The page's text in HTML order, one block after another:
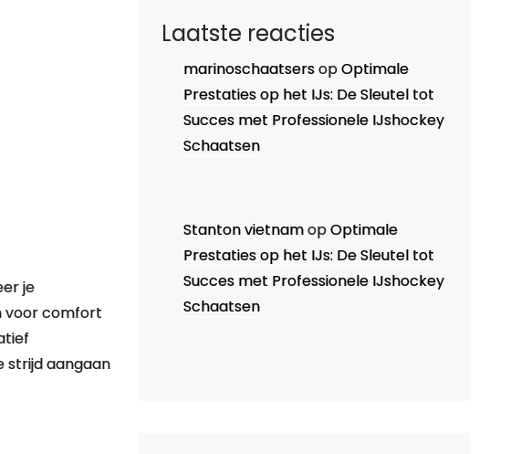
je
voor comfort
strijd aangaan
Laatste reacties
marinoschaatsersopOptimale
Prestaties op het IJs: De Sleutel tot
Succes met Professionele IJshockey
Schaatsen
Stanton vietnamopOptimale
Prestaties op het IJs: De Sleutel tot
Succes met Professionele IJshockey
Schaatsen